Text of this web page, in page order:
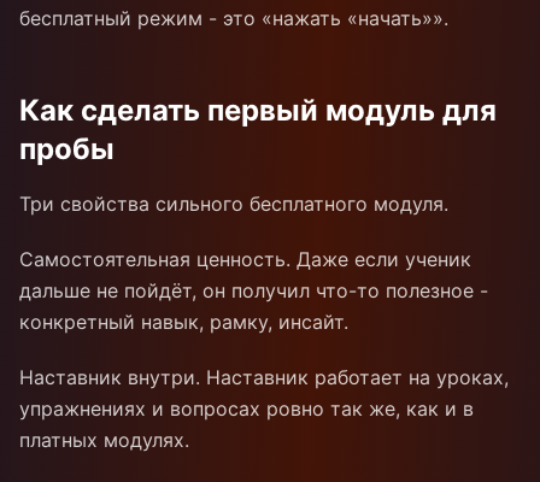
бесплатный режим - это «нажать «начать»».
Как сделать первый модуль для
пробы
Три свойства сильного бесплатного модуля.
Самостоятельная ценность. Даже если ученик
дальше не пойдёт, он получил что-то полезное -
конкретный навык, рамку, инсайт.
Наставник внутри. Наставник работает на уроках,
упражнениях и вопросах ровно так же, как и в
платных модулях.